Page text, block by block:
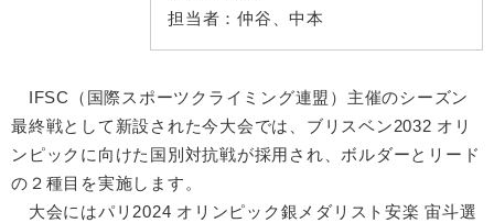
担当者： 仲谷、中本
IFSC（国際スポーツクライミング連盟）主催のシーズン
最終戦として新設された今大会では、ブリスベン2032 オリ
ンピックに向けた国別対抗戦が採用され、ボルダーとリード
の２種目を実施します。
大会にはパリ2024 オリンピック銀メダリスト安楽 宙斗選